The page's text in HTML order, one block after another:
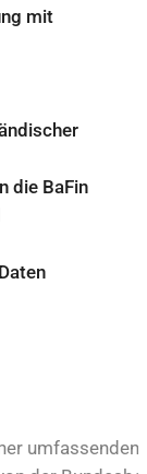
mit
die BaFin
umfassenden